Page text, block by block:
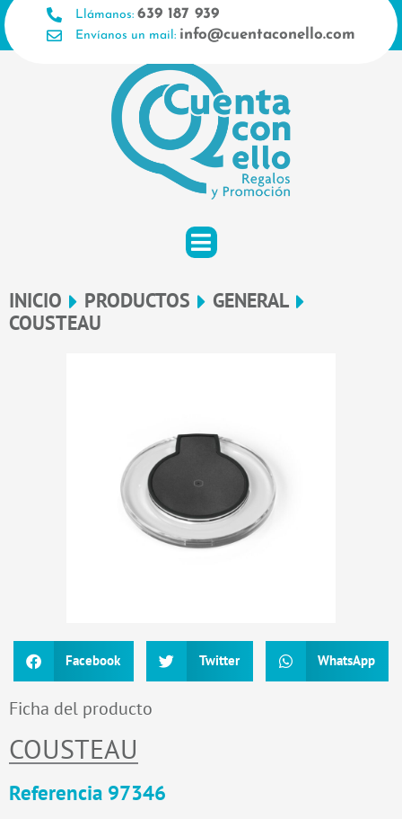
Ir
al
contenido
Llámanos: 639 187 939
Envíanos un mail: info@cuentaconello.com
INICIO PRODUCTOS
GENERAL
COUSTEAU
Facebook Twitter WhatsApp
Ficha del producto
COUSTEAU
Referencia 97346